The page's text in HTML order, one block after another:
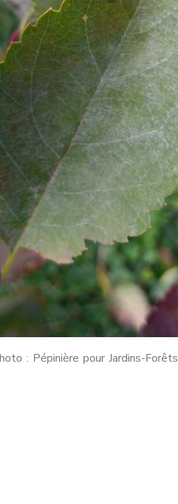
: Pépinière pour Jardins-Forêts